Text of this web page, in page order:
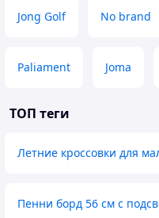
Jong Golf No brand
Paliament Joma
ТОП теги
Летние кроссовки для
Пенни борд 56 см с